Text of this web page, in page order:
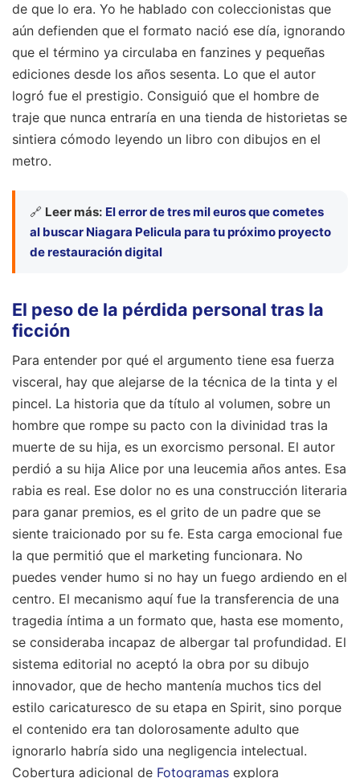
de que lo era. Yo he hablado con coleccionistas que
aún defienden que el formato nació ese día, ignorando
que el término ya circulaba en fanzines y pequeñas
ediciones desde los años sesenta. Lo que el autor
logró fue el prestigio. Consiguió que el hombre de
traje que nunca entraría en una tienda de historietas se
sintiera cómodo leyendo un libro con dibujos en el
metro.
🔗 Leer más: El error de tres mil euros que cometes
al buscar Niagara Pelicula para tu próximo proyecto
de restauración digital
El peso de la pérdida personal tras la
ficción
Para entender por qué el argumento tiene esa fuerza
visceral, hay que alejarse de la técnica de la tinta y el
pincel. La historia que da título al volumen, sobre un
hombre que rompe su pacto con la divinidad tras la
muerte de su hija, es un exorcismo personal. El autor
perdió a su hija Alice por una leucemia años antes. Esa
rabia es real. Ese dolor no es una construcción literaria
para ganar premios, es el grito de un padre que se
siente traicionado por su fe. Esta carga emocional fue
la que permitió que el marketing funcionara. No
puedes vender humo si no hay un fuego ardiendo en el
centro. El mecanismo aquí fue la transferencia de una
tragedia íntima a un formato que, hasta ese momento,
se consideraba incapaz de albergar tal profundidad. El
sistema editorial no aceptó la obra por su dibujo
innovador, que de hecho mantenía muchos tics del
estilo caricaturesco de su etapa en Spirit, sino porque
el contenido era tan dolorosamente adulto que
ignorarlo habría sido una negligencia intelectual.
Cobertura adicional de Fotogramas explora